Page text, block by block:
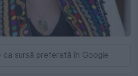
ca sursă preferată în Google